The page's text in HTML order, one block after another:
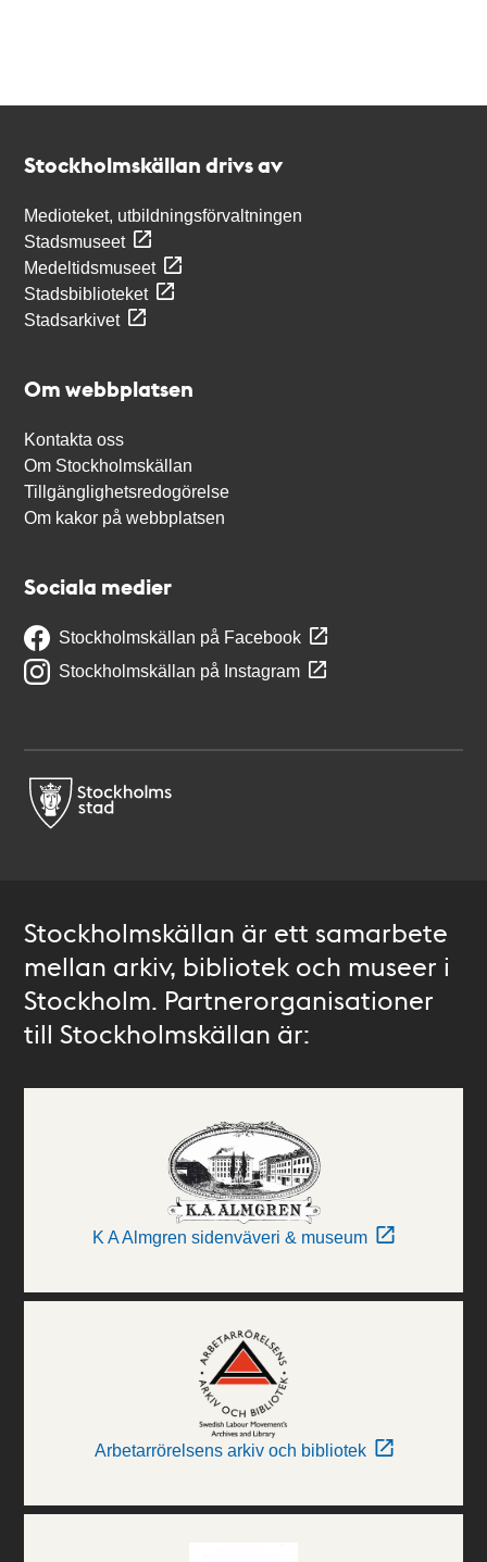
Stockholmskällan drivs av
Medioteket, utbildningsförvaltningen
Stadsmuseet
Medeltidsmuseet
Stadsbiblioteket
Stadsarkivet
Om webbplatsen
Kontakta oss
Om Stockholmskällan
Tillgänglighetsredogörelse
Om kakor på webbplatsen
Sociala medier
Stockholmskällan på Facebook
Stockholmskällan på Instagram
Stockholmskällan är ett samarbete
mellan arkiv, bibliotek och museer i
Stockholm. Partnerorganisationer
till Stockholmskällan är:
K A Almgren sidenväveri & museum
Arbetarrörelsens arkiv och bibliotek